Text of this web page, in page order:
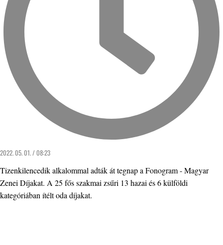
2022. 05. 01. / 08:23
Tizenkilencedik alkalommal adták át tegnap a Fonogram - Magyar
Zenei Díjakat. A 25 fős szakmai zsűri 13 hazai és 6 külföldi
kategóriában ítélt oda díjakat.